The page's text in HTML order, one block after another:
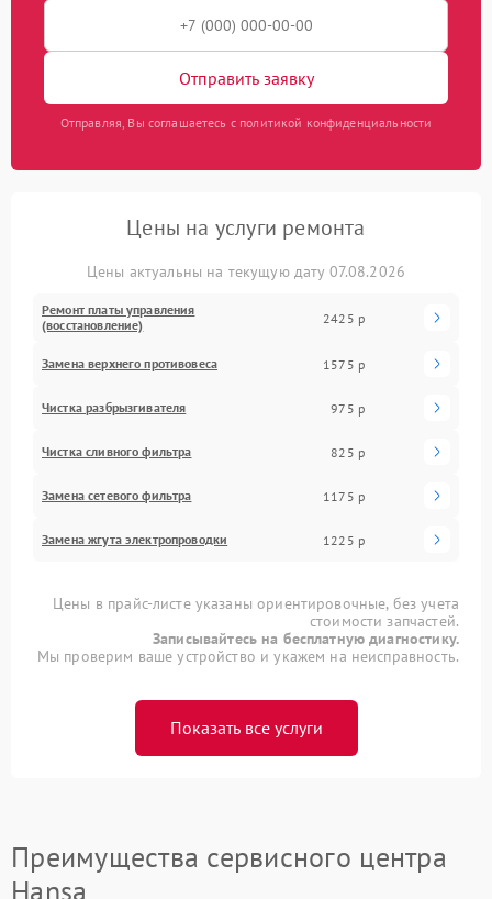
Отправить заявку
Отправляя, Вы соглашаетесь с политикой конфиденциальности
Цены на услуги ремонта
Цены актуальны на текущую дату 07.08.2026
Ремонт платы управления
(восстановление)
2425 р
Замена верхнего противовеса 1575 р
Чистка разбрызгивателя 975 р
Чистка сливного фильтра 825 р
Замена сетевого фильтра 1175 р
Замена жгута электропроводки 1225 р
Цены в прайс-листе указаны ориентировочные, без учета
стоимости запчастей.
Записывайтесь на бесплатную диагностику.
Мы проверим ваше устройство и укажем на неисправность.
Показать все услуги
Преимущества сервисного центра
Hansa